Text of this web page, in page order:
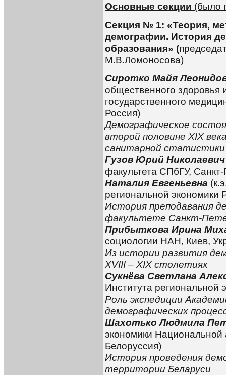
Основные секции (было
Секция № 1: «Теория,
демографии. История
образования» (
М.В.Ломоносова)
Сиротко Майя
общественного здоровья
государственного
Россия)
Демографическое
второй половине XIX
санитарной статистики
Гузов Юрий
факультета СПбГУ,
Наталия Евгеньевна
региональной экономики
История преподавания
факультете Санкт-
Прибыткова Ирина
социологии НАН, Киев,
Из истории развития
XVIII – XIX столетиях
Сукнёва Светлана
Института региональной
Роль экспедиции
демографических
Шахотько Людмила
экономики Национальной
Белоруссия)
История проведения
территории Беларуси